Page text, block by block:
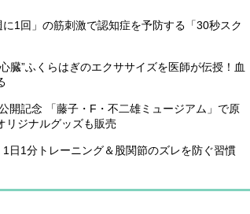
1回」の筋刺激で認知症を予防する「30秒スク
臓”ふくらはぎのエクササイズを医師が伝授！血
開記念 「藤子・F・不二雄ミュージアム」で原
リジナルグッズも販売
1日1分トレーニング＆股関節のズレを防ぐ習慣